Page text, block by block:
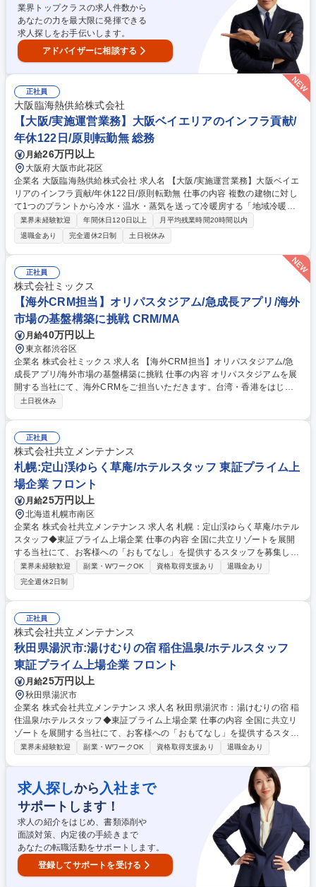
企画チームと連携した商品選定 ■売上・在庫データ分析による戦略改善な
ど 募集職種 【トレーディングカードの仕入れ担当】オリパスタジアム/裁
量権大◎
業界トップクラスの求人件数から
あなたの力を最大限に発揮できる
求人探しをお手伝いします。
アドバイザーに相談する
正社員
大阪臨海熱供給株式会社
【大阪/実施運営業務】大阪ベイエリアのインフラ貢献/
年休122日/原則転勤無 総務
月給26万円以上
大阪府大阪市此花区
企業名 大阪臨海熱供給株式会社 求人名 【大阪/実施運営業務】大阪ベイエ
リアのインフラ貢献/年休122日/原則転勤無 仕事の内容 複数の建物に対し
て1つのプラントから冷水・温水・蒸気を送って冷暖房する「地域冷暖房
事業（熱供給事業）」を行っている当社の総務部にて、実施運営スタッフ
を募集します。 ◆社内規程、規則類の管理及び改定など、企業ガバナンス
に関する業務 ◆事務スタッフ(収支計画、人事、経理、庶務等)の業務効率
化に寄与する業務フローの改善 ◆本社及びプラント勤務者の業務ツール(P
C、各種ソフト、携帯電話、作業服等)の管理、改善、使用方法の周知等
◆業務委託契約、プラント用地及び建物賃借契約、アンテナ設置場所賃貸
契約、熱導管道路占有等、各種契約の管理、更改 ※求人票の対象者欄に続
く※ 募集職種 【大阪/実施運営業務】大阪ベイエリアのインフラ貢献/年休
122日/原則転勤無
業界未経験歓迎 年間休日120日以上
月平均残業時間20時間以内
退職金あり
完全週休2日制 土日祝休み
正社員
株式会社ミックス
【海外CRM担当】オリパスタジアム/急成長アプリ/海外
市場の基盤構築に挑戦 CRM/MA
月給40万円以上
東京都渋谷区
企業名 株式会社ミックス 求人名 【海外CRM担当】オリパスタジアム/急
成長アプリ/海外市場の基盤構築に挑戦 仕事の内容 オリパスタジアムを展
開する当社にて、海外CRMをご担当いただきます。台湾・香港をはじめ
とする海外ユーザー向けにデータ分析や配信施策の企画・実行を行い、継
ション設計 ■オンボーディング・復帰促進施策の立ち上げ ■各種数値分析
と改善提案 【仕事の魅力】 立ち上げフェーズから基盤づくりに携われ、
自身の施策が事業成長に直結する手応えを感じられる環境です。 募集職種
【海外CRM担当】オリパスタジアム/急成長アプリ/海外市場の基盤構築に
挑戦
土日祝休み
正社員
株式会社共立メンテナンス
札幌:定山渓ゆらく草庵/ホテルスタッフ 東証プライム上
場企業 フロント
月給25万円以上
北海道札幌市南区
企業名 株式会社共立メンテナンス 求人名 札幌：定山渓ゆらく草庵/ホテル
スタッフ◆東証プライム上場企業 仕事の内容 全国に共立リゾートを展開
する当社にて、お客様への「おもてなし」を提供するスタッフを募集しま
す。 【フロント】接客対応（チェックイン、チェックアウト、観光案内）
／館内案内、予約受付、各種手配、売店応対 【レストランホール】レスト
ランでのお食事の提供／テーブルセッティング・片付、デシャップ 【予約
販売/総務経理】データ入力・管理、電話対応／ホテルシステムによる予約
受付、売上・入金処理 【施設管理】客室及び共用部、温浴施設の清掃、ホ
テル内の設備点検などの計画及び実行、その他付帯設備の点検管理、駐車
場内での車両誘導・管理、送迎ドライバーなど 募集職種 札幌：定山渓ゆ
らく草庵/ホテルスタッフ◆東証プライム上場企業
業界未経験歓迎 副業・WワークOK 資格取得支援あり
退職金あり
完全週休2日制
正社員
株式会社共立メンテナンス
秋田県湯沢市:湯けむりの宿 稲住温泉/ホテルスタッフ
東証プライム上場企業 フロント
月給25万円以上
秋田県湯沢市
企業名 株式会社共立メンテナンス 求人名 秋田県湯沢市：湯けむりの宿 稲
住温泉/ホテルスタッフ◆東証プライム上場企業 仕事の内容 全国に共立リ
ゾートを展開する当社にて、お客様への「おもてなし」を提供するスタッ
フを募集します。 【フロント】接客対応（チェックイン、チェックアウ
ホール】レストランでのお食事の提供／テーブルセッティング・片付、デ
シャップ 【予約販売/総務経理】データ入力・管理、電話対応／ホテルシ
ステムによる予約受付、売上・入金処理 【施設管理】客室及び共用部、温
浴施設の清掃、ホテル内の設備点検などの計画及び実行、その他付帯設備
の点検管理、駐車場内での車両誘導・管理、送迎ドライバーなど 募集職種
秋田県湯沢市：湯けむりの宿 稲住温泉/ホテルスタッフ◆東証プライム上
場企業
業界未経験歓迎 副業・WワークOK 資格取得支援あり 退職金あり
求人探しから 入社まで
サポートします！
求人の紹介をはじめ、書類添削や
面談対策、内定後の手続きまで
あなたの転職活動をサポートします。
登録してサポートを受ける